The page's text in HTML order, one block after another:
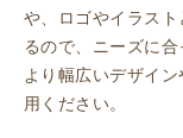
や、ロゴやイラス
るので、ニーズに合
より幅広いデザイ
用ください。